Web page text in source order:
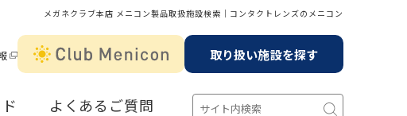
メガネクラブ本店 メニコン製品取扱施設検索│コンタクトレンズのメニコン
取り扱い施設を探す
よくあるご質問